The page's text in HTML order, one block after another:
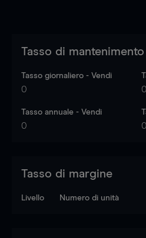
Tasso di mantenimento
Tasso giornaliero - Vendi
0 0
Tasso annuale - Vendi
0 0
Tasso di margine
Livello Numero di unità